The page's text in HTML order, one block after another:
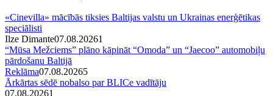
«Cinevilla» mācībās tiksies Baltijas valstu un Ukrainas enerģētikas
speciālisti
Ilze Dimante07.08.20261
“Mūsa Mežciems” plāno kāpināt “Omoda” un “Jaecoo” automobiļu
pārdošanu Baltijā
Reklāma07.08.20265
Ārkārtas sēdē nobalso par BLICe vadītāju
07.08.20261